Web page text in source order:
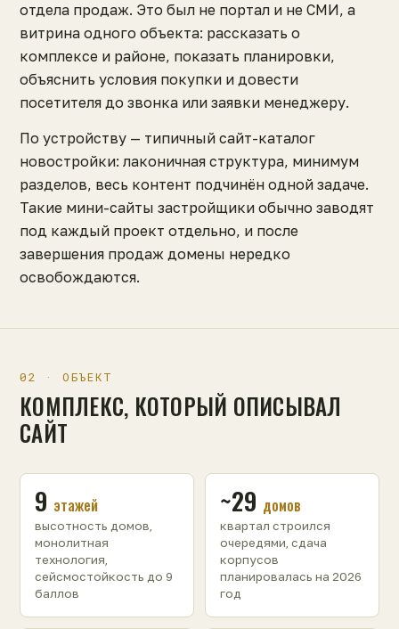
отдела продаж. Это был не портал и не СМИ, а
витрина одного объекта: рассказать о
комплексе и районе, показать планировки,
объяснить условия покупки и довести
посетителя до звонка или заявки менеджеру.
По устройству — типичный сайт-каталог
новостройки: лаконичная структура, минимум
разделов, весь контент подчинён одной задаче.
Такие мини-сайты застройщики обычно заводят
под каждый проект отдельно, и после
завершения продаж домены нередко
освобождаются.
02 · ОБЪЕКТ
КОМПЛЕКС, КОТОРЫЙ ОПИСЫВАЛ
САЙТ
9 этажей
высотность домов,
монолитная
технология,
сейсмостойкость до 9
баллов
~29 домов
квартал строился
очередями, сдача
корпусов
планировалась на 2026
год